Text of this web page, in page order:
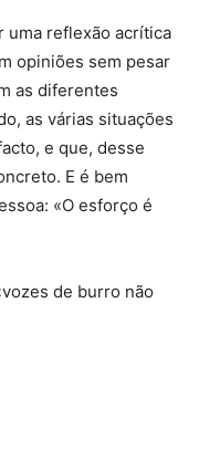
uma reflexão acrítica
opiniões sem pesar
as diferentes
as várias situações
e que, desse
E é bem
«O esforço é
de burro não